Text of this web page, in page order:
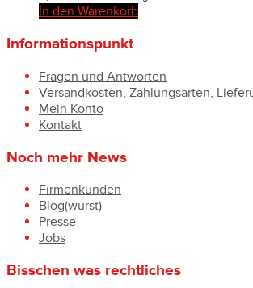
In den Warenkorb
Informationspunkt
Fragen und Antworten
Versandkosten, Zahlungsarten,
Mein Konto
Kontakt
Noch mehr News
Firmenkunden
Blog(wurst)
Presse
Jobs
Bisschen was rechtliches